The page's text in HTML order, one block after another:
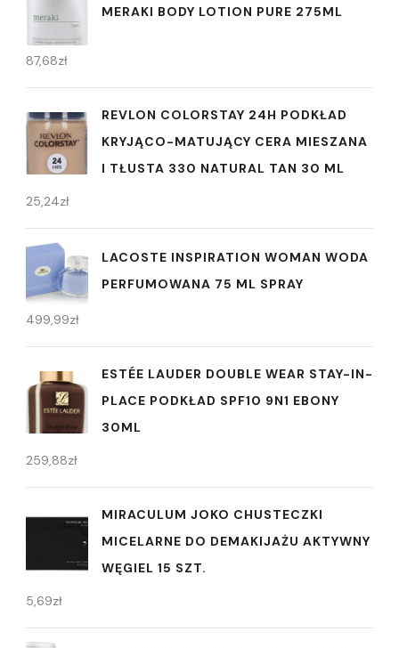
MERAKI BODY LOTION PURE 275ML
87,68zł
REVLON COLORSTAY 24H PODKŁAD
KRYJĄCO-MATUJĄCY CERA MIESZANA
I TŁUSTA 330 NATURAL TAN 30 ML
25,24zł
LACOSTE INSPIRATION WOMAN WODA
PERFUMOWANA 75 ML SPRAY
499,99zł
ESTÉE LAUDER DOUBLE WEAR STAY-IN-
PLACE PODKŁAD SPF10 9N1 EBONY
30ML
259,88zł
MIRACULUM JOKO CHUSTECZKI
MICELARNE DO DEMAKIJAŻU AKTYWNY
WĘGIEL 15 SZT.
5,69zł